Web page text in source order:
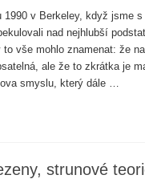
1990 v Berkeley, když jsme
nad nejhlubší
to vše mohlo znamenat: že
ale že to zkrátka je
smyslu, který dále …
strunové